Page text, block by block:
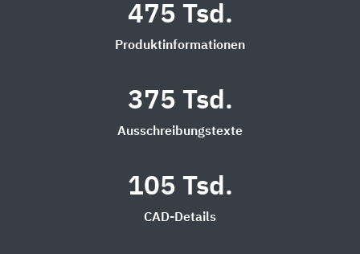
475 Tsd.
Produktinformationen
375 Tsd.
Ausschreibungstexte
105 Tsd.
CAD-Details